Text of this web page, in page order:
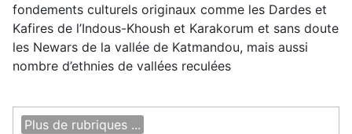
fondements culturels originaux comme les Dardes et
Kafires de l’Indous-Khoush et Karakorum et sans doute
les Newars de la vallée de Katmandou, mais aussi
nombre d’ethnies de vallées reculées
Plus de rubriques ...